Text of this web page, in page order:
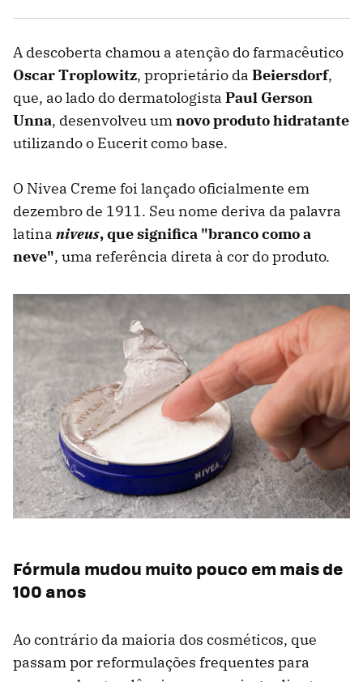
A descoberta chamou a atenção do farmacêutico
Oscar Troplowitz, proprietário da Beiersdorf,
que, ao lado do dermatologista Paul Gerson
Unna, desenvolveu umnovo produto hidratante
utilizando o Eucerit como base.
O Nivea Creme foi lançado oficialmente em
dezembro de 1911. Seu nome deriva da palavra
latina niveus, que significa "branco como a
neve", uma referência direta à cor do produto.
Fórmula mudou muito pouco em mais de
100 anos
Ao contrário da maioria dos cosméticos, que
passam por reformulações frequentes para